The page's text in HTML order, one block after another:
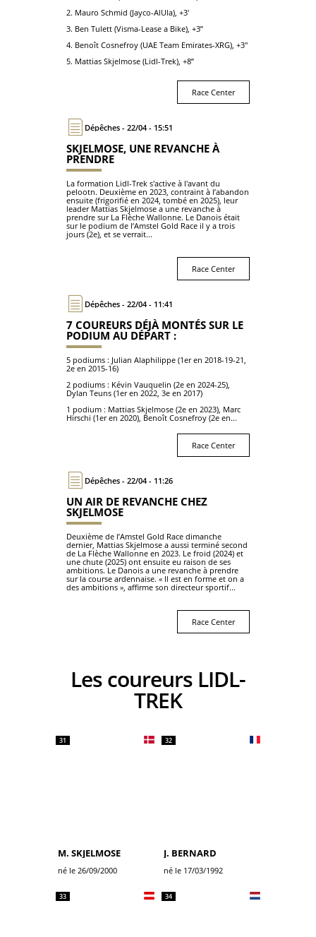
2. Mauro Schmid (Jayco-AlUla), +3'
3. Ben Tulett (Visma-Lease a Bike), +3”
4. Benoît Cosnefroy (UAE Team Emirates-XRG), +3''
5. Mattias Skjelmose (Lidl-Trek), +8”
Race Center
Dépêches - 22/04 - 15:51
SKJELMOSE, UNE REVANCHE À
PRENDRE
La formation Lidl-Trek s'active à l'avant du
pelootn. Deuxième en 2023, contraint à l’abandon
ensuite (frigorifié en 2024, tombé en 2025), leur
leader Mattias Skjelmose a une revanche à
prendre sur La Flèche Wallonne. Le Danois était
sur le podium de l’Amstel Gold Race il y a trois
jours (2e), et se verrait...
Race Center
Dépêches - 22/04 - 11:41
7 COUREURS DÉJÀ MONTÉS SUR LE
PODIUM AU DÉPART :
5 podiums : Julian Alaphilippe (1er en 2018-19-21,
2e en 2015-16)
2 podiums : Kévin Vauquelin (2e en 2024-25),
Dylan Teuns (1er en 2022, 3e en 2017)
1 podium : Mattias Skjelmose (2e en 2023), Marc
Hirschi (1er en 2020), Benoît Cosnefroy (2e en...
Race Center
Dépêches - 22/04 - 11:26
UN AIR DE REVANCHE CHEZ
SKJELMOSE
Deuxième de l’Amstel Gold Race dimanche
dernier, Mattias Skjelmose a aussi terminé second
de La Flèche Wallonne en 2023. Le froid (2024) et
une chute (2025) ont ensuite eu raison de ses
ambitions. Le Danois a une revanche à prendre
sur la course ardennaise. « Il est en forme et on a
des ambitions », affirme son directeur sportif...
Race Center
Les coureurs LIDL-
TREK
31
M. SKJELMOSE
né le 26/09/2000
32
J. BERNARD
né le 17/03/1992
33 34